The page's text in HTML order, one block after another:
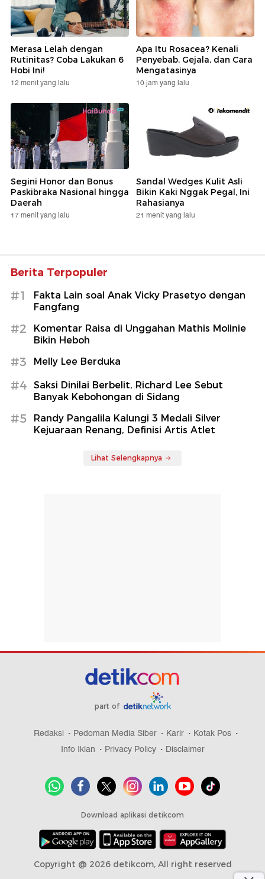
Merasa Lelah dengan
Rutinitas? Coba Lakukan 6
Hobi Ini!
12 menit yang lalu
Apa Itu Rosacea? Kenali
Penyebab, Gejala, dan Cara
Mengatasinya
10 jam yang lalu
Segini Honor dan Bonus
Paskibraka Nasional hingga
Daerah
17 menit yang lalu
Sandal Wedges Kulit Asli
Bikin Kaki Nggak Pegal, Ini
Rahasianya
21 menit yang lalu
Berita Terpopuler
#1
Fakta Lain soal Anak Vicky Prasetyo dengan
Fangfang
#2
Komentar Raisa di Unggahan Mathis Molinie
Bikin Heboh
#3 Melly Lee Berduka
#4
Saksi Dinilai Berbelit, Richard Lee Sebut
Banyak Kebohongan di Sidang
#5
Randy Pangalila Kalungi 3 Medali Silver
Kejuaraan Renang, Definisi Artis Atlet
Lihat Selengkapnya
part of
Redaksi Pedoman Media Siber Karir
Kotak Pos
Info Iklan
Privacy Policy Disclaimer
Download aplikasi detikcom
Copyright @ 2026 detikcom, All right reserved